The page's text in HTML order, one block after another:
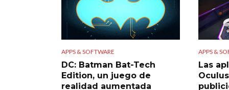
APPS & SOFTWARE
DC: Batman Bat-Tech
Edition, un juego de
realidad aumentada
APPS &
Las